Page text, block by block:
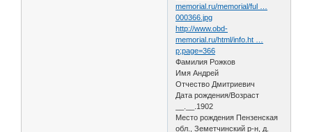
memorial.ru/memorial/ful …
000366.jpg
http://www.obd-
memorial.ru/html/info.ht …
p;page=366
Фамилия Рожков
Имя Андрей
Отчество Дмитриевич
Дата рождения/Возраст
__.__.1902
Место рождения Пензенская
обл., Земетчинский р-н, д.